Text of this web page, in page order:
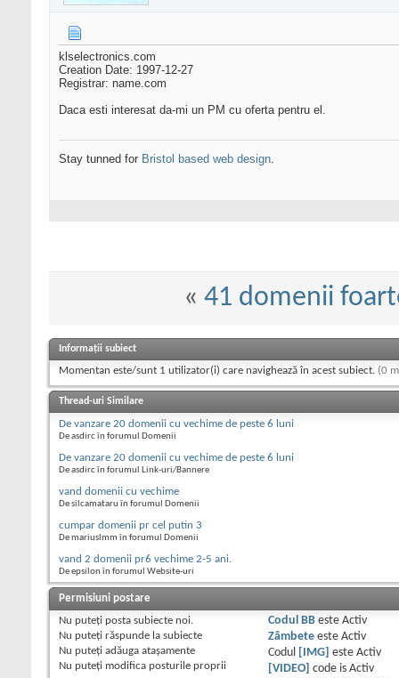
klselectronics.com
Creation Date: 1997-12-27
Registrar: name.com
Daca esti interesat da-mi un PM cu oferta pentru el.
Stay tunned for Bristol based web design.
« 41 domenii
Informații subiect
Momentan este/sunt 1 utilizator(i) care navighează în acest subiect. (0
Thread-uri Similare
De vanzare 20 domenii cu vechime de peste 6 luni
De asdirc în forumul Domenii
De vanzare 20 domenii cu vechime de peste 6 luni
De asdirc în forumul Link-uri/Bannere
vand domenii cu vechime
De silcamataru în forumul Domenii
cumpar domenii pr cel putin 3
De mariuslmm în forumul Domenii
vand 2 domenii pr6 vechime 2-5 ani.
De epsilon în forumul Website-uri
Permisiuni postare
Nu puteţi posta subiecte noi.
Nu puteţi răspunde la subiecte
Nu puteţi adăuga ataşamente
Nu puteţi modifica posturile proprii
Codul BBeste Activ
Zâmbeteeste Activ
Codul
[IMG] este Activ
[VIDEO]
code is Activ